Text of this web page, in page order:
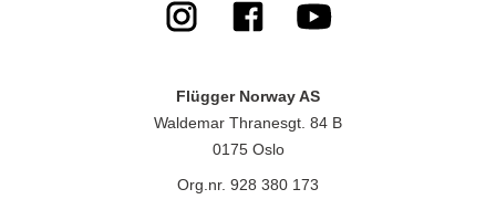
Flügger Norway AS
Waldemar Thranesgt. 84 B
0175 Oslo
Org.nr. 928 380 173